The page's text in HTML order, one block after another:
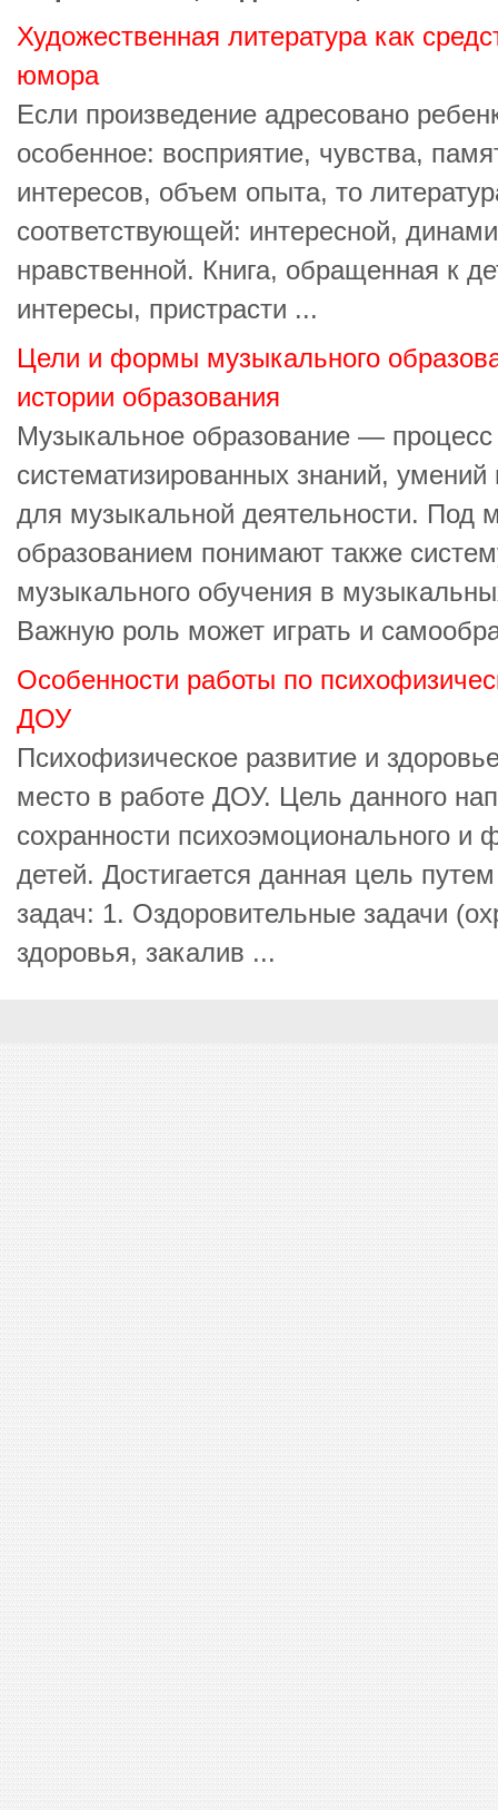
Художественная литература как
юмора
Если произведение адресовано
особенное: восприятие, чувства,
интересов, объем опыта, то
соответствующей: интересной,
нравственной. Книга, обращенная к
интересы, пристрасти ...
Цели и формы музыкального
истории образования
Музыкальное образование — процесс
систематизированных знаний,
для музыкальной деятельности. Под
образованием понимают также
музыкального обучения в
Важную роль может играть и
Особенности работы по
ДОУ
Психофизическое развитие и
место в работе ДОУ. Цель данного
сохранности психоэмоционального и
детей. Достигается данная цель
задач: 1. Оздоровительные задачи
здоровья, закалив ...